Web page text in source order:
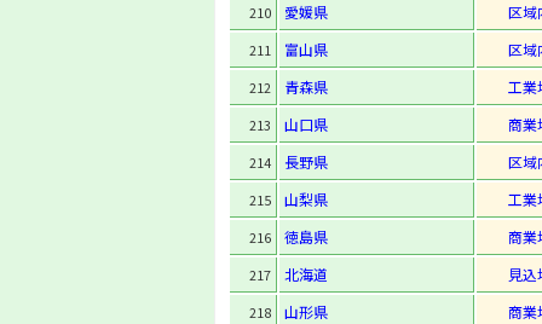
210 愛媛県 区域
211 富山県 区域
212 青森県 工業
213 山口県 商業
214 長野県 区域
215 山梨県 工業
216 徳島県 商業
217 北海道 見込
218 山形県 商業